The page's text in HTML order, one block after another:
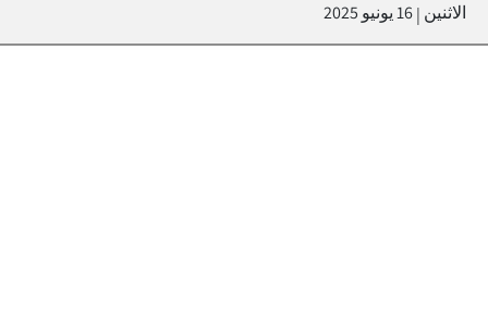
الاثنين |16 يونيو 2025